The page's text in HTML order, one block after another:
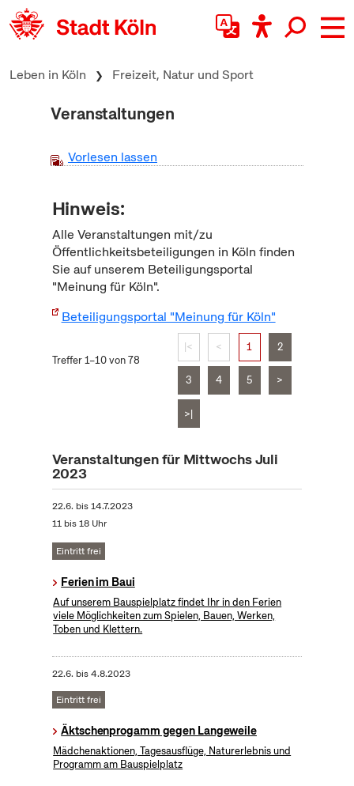
zum Inhalt springen
Leben in Köln Freizeit, Natur und Sport
Veranstaltungen
Vorlesen lassen
Hinweis:
Alle Veranstaltungen mit/zu
Öffentlichkeitsbeteiligungen in Köln finden
Sie auf unserem Beteiligungsportal
"Meinung für Köln".
Beteiligungsportal "Meinung für Köln"
Treffer 1–10 von 78
|< < 1 2
3 4 5 >
>|
Veranstaltungen für Mittwochs Juli
2023
22.6. bis14.7.2023
11 bis 18 Uhr
Eintritt frei
Ferien im Baui
Auf unserem Bauspielplatz findet Ihr in den Ferien
viele Möglichkeiten zum Spielen, Bauen, Werken,
Toben und Klettern.
22.6. bis4.8.2023
Eintritt frei
Äktschenprogamm gegen Langeweile
Mädchenaktionen, Tagesausflüge, Naturerlebnis und
Programm am Bauspielplatz